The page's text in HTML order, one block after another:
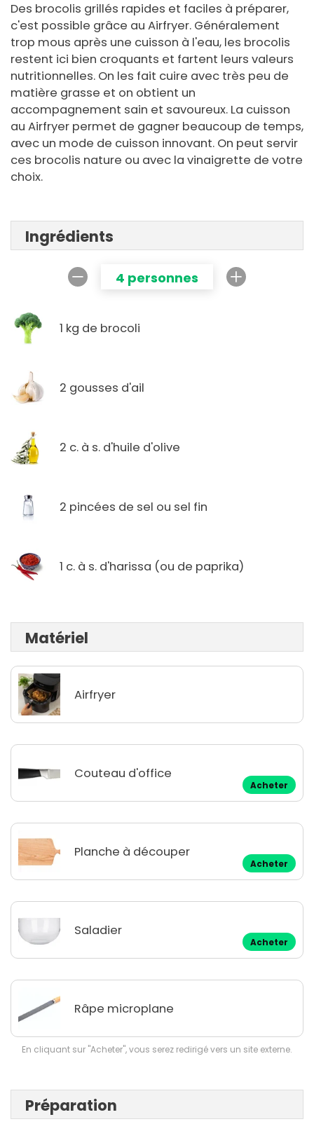
Des brocolis grillés rapides et faciles à préparer,
c'est possible grâce au Airfryer. Généralement
trop mous après une cuisson à l'eau, les brocolis
restent ici bien croquants et fartent leurs valeurs
nutritionnelles. On les fait cuire avec très peu de
matière grasse et on obtient un
accompagnement sain et savoureux. La cuisson
au Airfryer permet de gagner beaucoup de temps,
avec un mode de cuisson innovant. On peut servir
ces brocolis nature ou avec la vinaigrette de votre
choix.
Ingrédients
4 personnes
1 kg de brocoli
2 gousses d'ail
2 c. à s. d'huile d'olive
2 pincées de sel ou sel fin
1 c. à s. d'harissa (ou de paprika)
Matériel
Airfryer
Couteau d'office
Acheter
Planche à découper
Acheter
Saladier
Acheter
Râpe microplane
En cliquant sur "Acheter", vous serez redirigé vers un site externe.
Préparation